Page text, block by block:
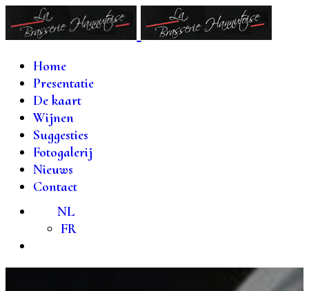
Home
Presentatie
De kaart
Wijnen
Suggesties
Fotogalerij
Nieuws
Contact
NL
FR